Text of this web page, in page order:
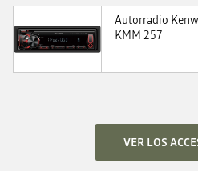
Autorradio
KMM 257
VER LOS